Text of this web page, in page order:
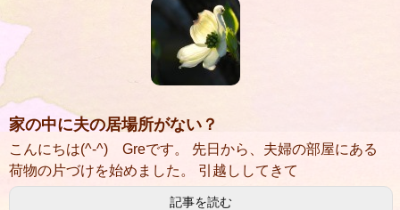
家の中に夫の居場所がない？
こんにちは(^-^) Greです。 先日から、夫婦の部屋にある
荷物の片づけを始めました。 引越ししてきて
記事を読む